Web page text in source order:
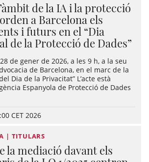
de la IA i la protecció
a Barcelona els
i futurs en el “Dia
de la Protecció de Dades”
de gener de 2026, a les 9 h, a la seu
de Barcelona, en el marc de la
Dia de la Privacitat” L’acte està
Espanyola de Protecció de Dades
CET 2026
| TITULARS
la mediació davant els